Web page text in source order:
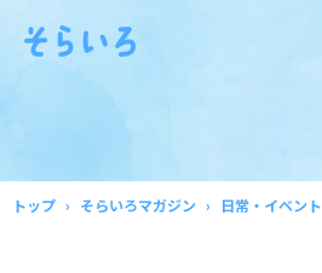
トップ そらいろマガジン 日常・イベント